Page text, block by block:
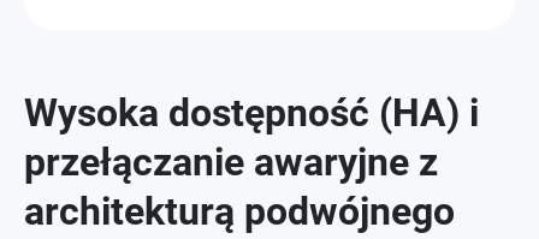
Wysoka dostępność (HA) i
przełączanie awaryjne z
architekturą podwójnego